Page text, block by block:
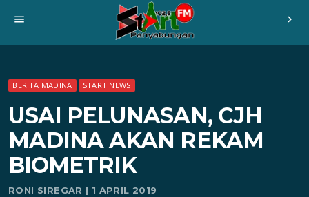
menu chevron_right
BERITA MADINA START NEWS
USAI PELUNASAN, CJH
MADINA AKAN REKAM
BIOMETRIK
RONI SIREGAR | 1 APRIL 2019